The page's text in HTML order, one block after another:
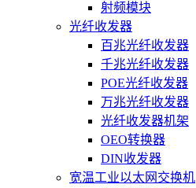
射频模块
光纤收发器
百兆光纤收发器
千兆光纤收发器
POE光纤收发器
万兆光纤收发器
光纤收发器机架
OEO转换器
DIN收发器
宽温工业以太网交换机